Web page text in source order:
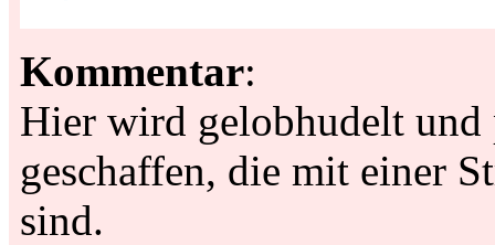
Kommentar:
Hier wird gelobhudelt und
geschaffen, die mit einer
sind.